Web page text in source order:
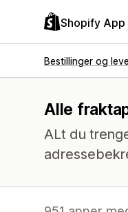
Shopify App
Bestillinger og
Alle
ALt du